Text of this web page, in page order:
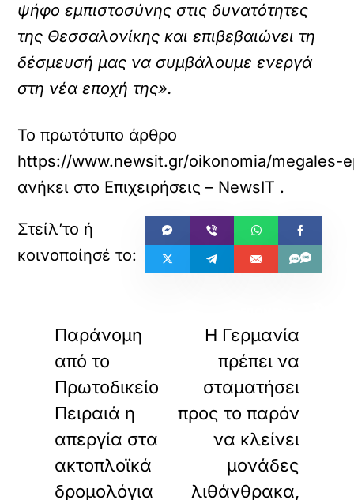
ψήφο εμπιστοσύνης στις δυνατότητες
της Θεσσαλονίκης και επιβεβαιώνει τη
δέσμευσή μας να συμβάλουμε ενεργά
στη νέα εποχή της».
Το πρωτότυπο άρθρο
https://www.newsit.gr/oikonomia/
ανήκει στο Επιχειρήσεις – NewsIT .
Παράνομη
από το
Πρωτοδικείο
Πειραιά η
απεργία στα
ακτοπλοϊκά
δρομολόγια
Η Γερμανία
πρέπει να
σταματήσει
προς το παρόν
να κλείνει
μονάδες
λιθάνθρακα,